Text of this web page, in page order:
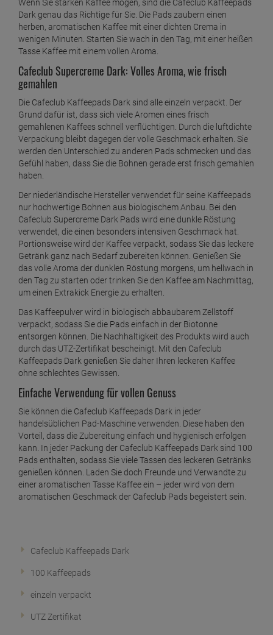
ab16,79€
1 Kilogramm =23, 99 €
Cafeclub Kaffeepads Ristretto Supercreme
ab16,49€
1 Kilogramm =23,56 €
Wenn Sie starken Kaffee mögen, sind die Cafeclub Kaffeepads
Dark genau das Richtige für Sie. Die Pads zaubern einen
herben, aromatischen Kaffee mit einer dichten Crema in
wenigen Minuten. Starten Sie wach in den Tag, mit einer heißen
Tasse Kaffee mit einem vollen Aroma.
Cafeclub Supercreme Dark: Volles Aroma, wie frisch
gemahlen
Die Cafeclub Kaffeepads Dark sind alle einzeln verpackt. Der
Grund dafür ist, dass sich viele Aromen eines frisch
gemahlenen Kaffees schnell verflüchtigen. Durch die luftdichte
Verpackung bleibt dagegen der volle Geschmack erhalten. Sie
werden den Unterschied zu anderen Pads schmecken und das
Gefühl haben, dass Sie die Bohnen gerade erst frisch gemahlen
haben.
Der niederländische Hersteller verwendet für seine Kaffeepads
nur hochwertige Bohnen aus biologischem Anbau. Bei den
Cafeclub Supercreme Dark Pads wird eine dunkle Röstung
verwendet, die einen besonders intensiven Geschmack hat.
Portionsweise wird der Kaffee verpackt, sodass Sie das leckere
Getränk ganz nach Bedarf zubereiten können. Genießen Sie
das volle Aroma der dunklen Röstung morgens, um hellwach in
den Tag zu starten oder trinken Sie den Kaffee am Nachmittag,
um einen Extrakick Energie zu erhalten.
Das Kaffeepulver wird in biologisch abbaubarem Zellstoff
verpackt, sodass Sie die Pads einfach in der Biotonne
entsorgen können. Die Nachhaltigkeit des Produkts wird auch
durch das UTZ-Zertifikat bescheinigt. Mit den Cafeclub
Kaffeepads Dark genießen Sie daher Ihren leckeren Kaffee
ohne schlechtes Gewissen.
Einfache Verwendung für vollen Genuss
Sie können die Cafeclub Kaffeepads Dark in jeder
handelsüblichen Pad-Maschine verwenden. Diese haben den
Vorteil, dass die Zubereitung einfach und hygienisch erfolgen
kann. In jeder Packung der Cafeclub Kaffeepads Dark sind 100
Pads enthalten, sodass Sie viele Tassen des leckeren Getränks
genießen können. Laden Sie doch Freunde und Verwandte zu
einer aromatischen Tasse Kaffee ein – jeder wird von dem
aromatischen Geschmack der Cafeclub Pads begeistert sein.
Cafeclub Kaffeepads Dark
100 Kaffeepads
einzeln verpackt
UTZ Zertifikat